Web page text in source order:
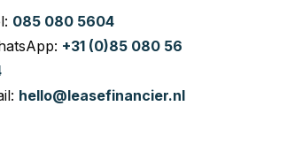
085 080 5604
+31 (0)85 080 56
hello@leasefinancier.nl